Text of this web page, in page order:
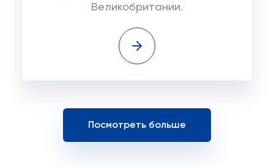
Великобритании.
Посмотреть больше